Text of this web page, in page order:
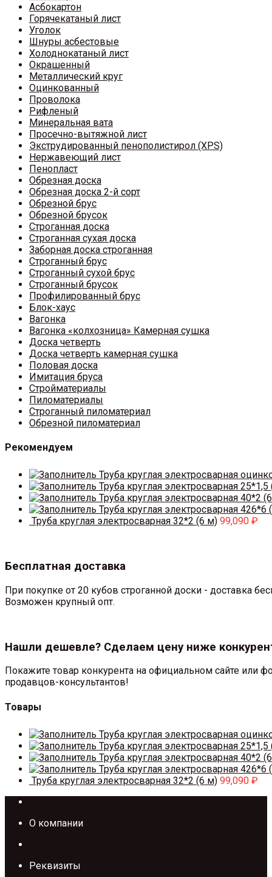
Асбокартон
Горячекатаный лист
Уголок
Шнуры асбестовые
Холоднокатаный лист
Окрашенный
Металлический круг
Оцинкованный
Проволока
Рифленый
Минеральная вата
Просечно-вытяжной лист
Экструдированный пенополистирол (XPS)
Нержавеющий лист
Пенопласт
Обрезная доска
Обрезная доска 2-й сорт
Обрезной брус
Обрезной брусок
Строганная доска
Строганная сухая доска
Заборная доска строганная
Строганный брус
Строганный сухой брус
Строганный брусок
Профилированный брус
Блок-хаус
Вагонка
Вагонка «колхозница» Камерная сушка
Доска четверть
Доска четверть камерная сушка
Половая доска
Имитация бруса
Стройматериалы
Пиломатериалы
Строганный пиломатериал
Обрезной пиломатериал
Рекомендуем
Труба круглая электросварная
Труба круглая электросварная
Труба круглая электросварная 40*2
Труба круглая электросварная 426*6
Труба круглая электросварная 32*2 (6 м) 99,090 ₽
Бесплатная доставка
При покупке от 20 кубов строганной доски - доставка
Возможен крупный опт.
Нашли дешевле? Сделаем цену ниже
Покажите товар конкурента на официальном сайте или
продавцов-консультантов!
Товары
Труба круглая электросварная
Труба круглая электросварная
Труба круглая электросварная 40*2
Труба круглая электросварная 426*6
Труба круглая электросварная 32*2 (6 м) 99,090 ₽
О компании
Реквизиты